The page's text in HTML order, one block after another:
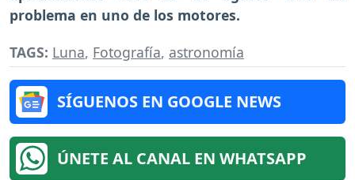
problema en uno de los motores.
TAGS: Luna, Fotografía, astronomía
SÍGUENOS EN GOOGLE NEWS
ÚNETE AL CANAL EN WHATSAPP